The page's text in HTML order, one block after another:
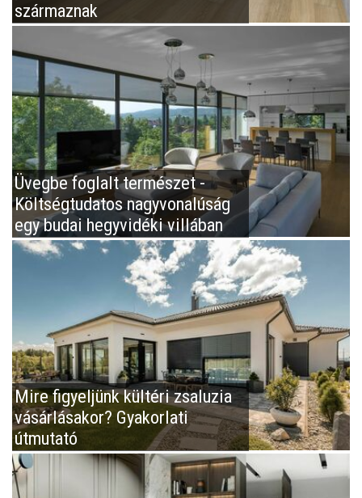
származnak
Üvegbe foglalt természet -
Költségtudatos nagyvonalúság
egy budai hegyvidéki villában
Mire figyeljünk kültéri zsaluzia
vásárlásakor? Gyakorlati
útmutató